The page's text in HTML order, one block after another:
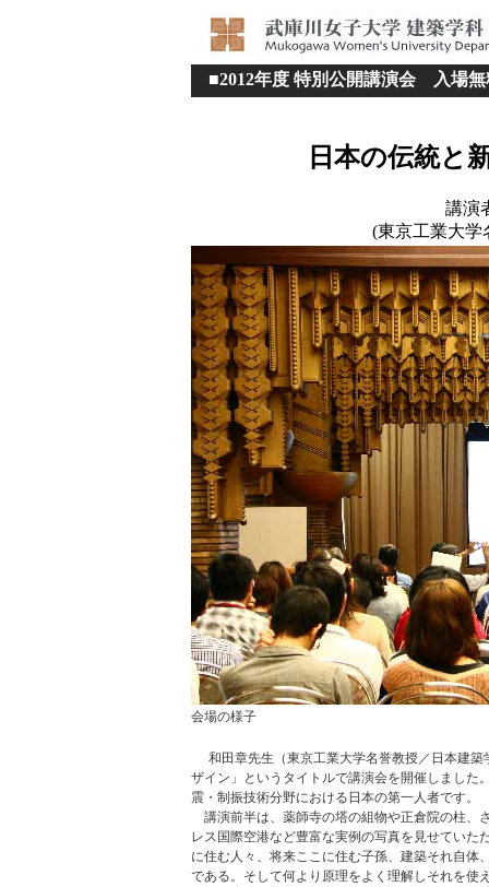
■2012年度 特別公開講演会 入場
日本の伝統と
講演
(東京工業大学
会場の様子
和田章先生（東京工業大学名誉教授／日本建
ザイン」というタイトルで講演会を開催しました
震・制振技術分野における日本の第一人者です。
講演前半は、薬師寺の塔の組物や正倉院の柱、
レス国際空港など豊富な実例の写真を見せていた
に住む人々、将来ここに住む子孫、建築それ自体
である。そして何より原理をよく理解しそれを使